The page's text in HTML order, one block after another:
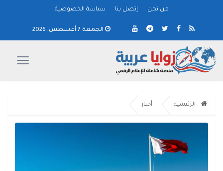
من نحن إتصل بنا سياسة الخصوصية
الجمعة 7 أغسطس, 2026
الرئيسية أخبار